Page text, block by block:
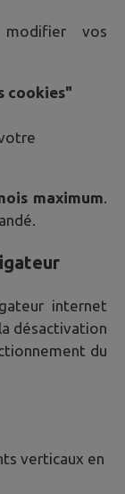
vos
cookies"
maximum
internet
désactivation
du
verticaux en